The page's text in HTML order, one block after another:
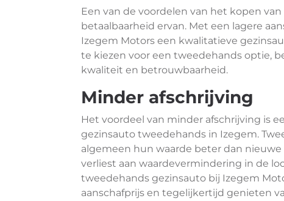
Een van de voordelen van het kopen
betaalbaarheid ervan. Met een lagere
Izegem Motors een kwalitatieve
te kiezen voor een tweedehands optie,
kwaliteit en betrouwbaarheid.
Minder afschrijving
Het voordeel van minder afschrijving is
gezinsauto tweedehands in Izegem.
algemeen hun waarde beter dan
verliest aan waardevermindering in de
tweedehands gezinsauto bij Izegem
aanschafprijs en tegelijkertijd genieten